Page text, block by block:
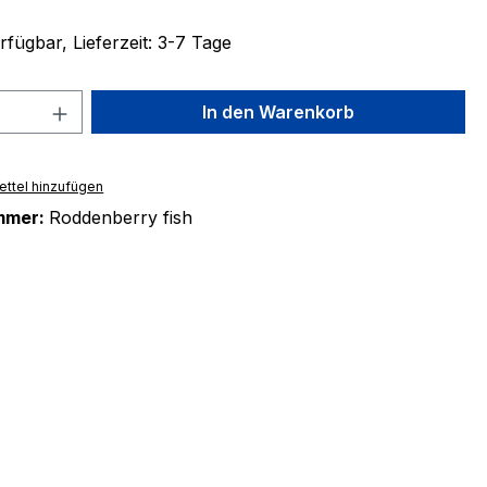
Lieferzeit: 3-7 Tage
Anzahl: Gib den gewünschten Wert
In den Warenkorb
hinzufügen
Roddenberry fish